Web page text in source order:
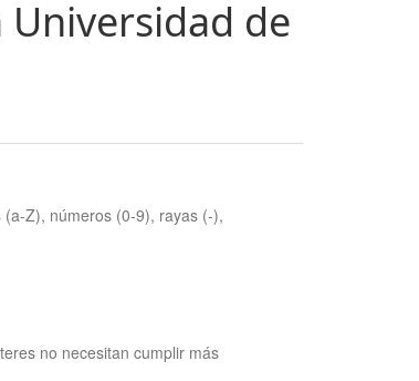
de
Z), números (0-9), rayas (-),
no necesitan cumplir más